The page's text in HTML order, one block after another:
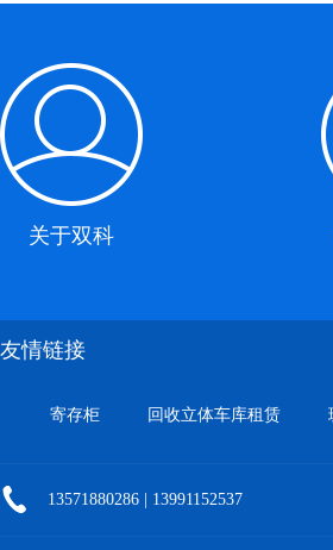
关于双科
友情链接
寄存柜 回收立体车库租赁
13571880286 | 13991152537